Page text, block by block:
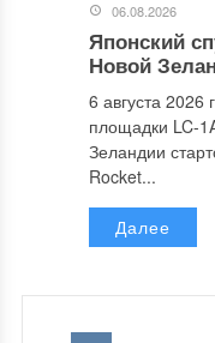
06.08.2026
Японский
Новой
6 августа 2026
площадки LC-
Зеландии
Rocket...
Далее